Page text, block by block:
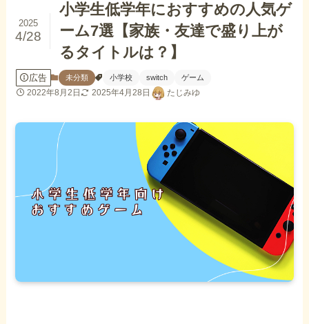
小学生低学年におすすめの人気ゲ
ーム7選【家族・友達で盛り上が
るタイトルは？】
2025
4/28
広告 未分類 小学校 switch ゲーム
2022年8月2日 2025年4月28日 たじみゆ